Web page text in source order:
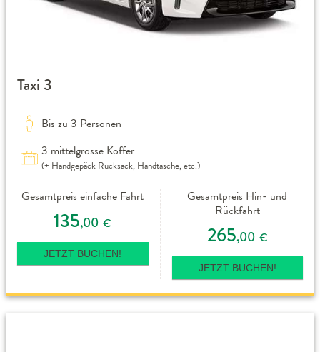
Taxi 3
Bis zu 3 Personen
3 mittelgrosse Koffer
(+ Handgepäck Rucksack, Handtasche, etc.)
Gesamtpreis einfache Fahrt
135,00 €
JETZT BUCHEN!
Gesamtpreis Hin- und
Rückfahrt
265,00 €
JETZT BUCHEN!